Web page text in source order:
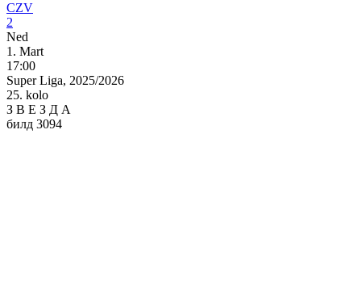
CZV
2
Ned
1. Mart
17:00
Super Liga, 2025/2026
25. kolo
З В Е З Д А
билд 3094